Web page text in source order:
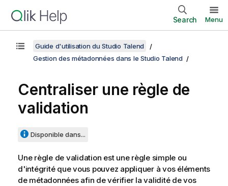
Search Menu
Guide d'utilisation du Studio Talend
Gestion des métadonnées dans le Studio Talend
Centraliser une règle de
validation
Disponible dans...
Une règle de validation est une règle simple ou
d'intégrité que vous pouvez appliquer à vos éléments
de métadonnées afin de vérifier la validité de vos